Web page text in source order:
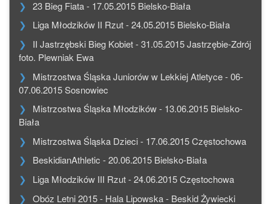
23 Bieg Fiata - 17.05.2015 Bielsko-Biała
Liga Młodzików II Rzut - 24.05.2015 Bielsko-Biała
II Jastrzębski Bieg Kobiet - 31.05.2015 Jastrzębie-Zdrój
foto. Plewniak Ewa
Mistrzostwa Śląska Juniorów w Lekkiej Atletyce - 06-
07.06.2015 Sosnowiec
Mistrzostwa Śląska Młodzików - 13.06.2015 Bielsko-
Biała
Mistrzostwa Śląska Dzieci - 17.06.2015 Częstochowa
BeskidianAthletic - 20.06.2015 Bielsko-Biała
Liga Młodzików III Rzut - 24.06.2015 Częstochowa
Obóz Letni 2015 - Hala Lipowska - Beskid Żywiecki